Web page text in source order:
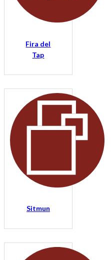
Fira del
Tap
Sitmun